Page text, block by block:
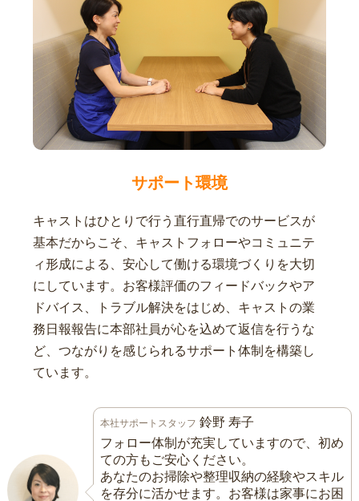
サポート環境
キャストはひとりで行う直行直帰でのサービスが
基本だからこそ、キャストフォローやコミュニテ
ィ形成による、安心して働ける環境づくりを大切
にしています。お客様評価のフィードバックやア
ドバイス、トラブル解決をはじめ、キャストの業
務日報報告に本部社員が心を込めて返信を行うな
ど、つながりを感じられるサポート体制を構築し
ています。
本社サポートスタッフ 鈴野 寿子
フォロー体制が充実していますので、初め
ての方もご安心ください。
あなたのお掃除や整理収納の経験やスキル
を存分に活かせます。お客様は家事にお困